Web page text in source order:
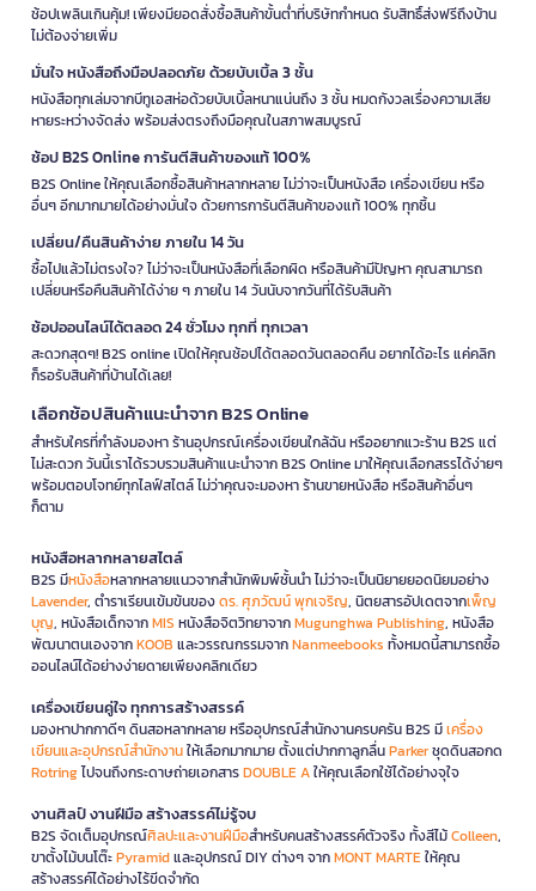
ช้อปเพลินเกินคุ้ม! เพียงมียอดสั่งซื้อสินค้าขั้นต่ำที่บริษัทกำหนด รับสิทธิ์ส่งฟรีถึงบ้าน
ไม่ต้องจ่ายเพิ่ม
มั่นใจ หนังสือถึงมือปลอดภัย ด้วยบับเบิ้ล 3 ชั้น
หนังสือทุกเล่มจากบีทูเอสห่อด้วยบับเบิ้ลหนาแน่นถึง 3 ชั้น หมดกังวลเรื่องความเสีย
หายระหว่างจัดส่ง พร้อมส่งตรงถึงมือคุณในสภาพสมบูรณ์
ช้อป B2S Online การันตีสินค้าของแท้ 100%
B2S Online ให้คุณเลือกซื้อสินค้าหลากหลาย ไม่ว่าจะเป็นหนังสือ เครื่องเขียน หรือ
อื่นๆ อีกมากมายได้อย่างมั่นใจ ด้วยการการันตีสินค้าของแท้ 100% ทุกชิ้น
เปลี่ยน/คืนสินค้าง่าย ภายใน 14 วัน
ซื้อไปแล้วไม่ตรงใจ? ไม่ว่าจะเป็นหนังสือที่เลือกผิด หรือสินค้ามีปัญหา คุณสามารถ
เปลี่ยนหรือคืนสินค้าได้ง่าย ๆ ภายใน 14 วันนับจากวันที่ได้รับสินค้า
ช้อปออนไลน์ได้ตลอด 24 ชั่วโมง ทุกที่ ทุกเวลา
สะดวกสุดๆ! B2S online เปิดให้คุณช้อปได้ตลอดวันตลอดคืน อยากได้อะไร แค่คลิก
ก็รอรับสินค้าที่บ้านได้เลย!
เลือกช้อปสินค้าแนะนำจาก B2S Online
สำหรับใครที่กำลังมองหา ร้านอุปกรณ์เครื่องเขียนใกล้ฉัน หรืออยากแวะร้าน B2S แต่
ไม่สะดวก วันนี้เราได้รวบรวมสินค้าแนะนำจาก B2S Online มาให้คุณเลือกสรรได้ง่ายๆ
พร้อมตอบโจทย์ทุกไลฟ์สไตล์ ไม่ว่าคุณจะมองหา ร้านขายหนังสือ หรือสินค้าอื่นๆ
ก็ตาม
หนังสือหลากหลายสไตล์
B2S มีหนังสือหลากหลายแนวจากสำนักพิมพ์ชั้นนำ ไม่ว่าจะเป็นนิยายยอดนิยมอย่าง
Lavender, ตำราเรียนเข้มข้นของดร. ศุภวัฒน์ พุกเจริญ, นิตยสารอัปเดตจากเพ็ญ
บุญ, หนังสือเด็กจากMIS หนังสือจิตวิทยาจากMugunghwa Publishing, หนังสือ
พัฒนาตนเองจากKOOB และวรรณกรรมจากNanmeebooks ทั้งหมดนี้สามารถซื้อ
ออนไลน์ได้อย่างง่ายดายเพียงคลิกเดียว
เครื่องเขียนคู่ใจ ทุกการสร้างสรรค์
มองหาปากกาดีๆ ดินสอหลากหลาย หรืออุปกรณ์สำนักงานครบครัน B2S มีเครื่อง
เขียนและอุปกรณ์สำนักงานให้เลือกมากมาย ตั้งแต่ปากกาลูกลื่นParkerชุดดินสอกด
Rotringไปจนถึงกระดาษถ่ายเอกสารDOUBLE Aให้คุณเลือกใช้ได้อย่างจุใจ
งานศิลป์ งานฝีมือ สร้างสรรค์ไม่รู้จบ
B2S จัดเต็มอุปกรณ์ศิลปะและงานฝีมือสำหรับคนสร้างสรรค์ตัวจริง ทั้งสีไม้Colleen,
ขาตั้งไม้บนโต๊ะPyramidและอุปกรณ์ DIY ต่างๆ จากMONT MARTEให้คุณ
สร้างสรรค์ได้อย่างไร้ขีดจำกัด